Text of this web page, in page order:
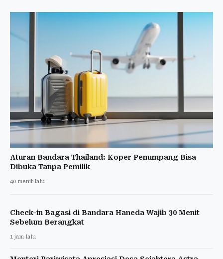
Aturan Bandara Thailand: Koper Penumpang Bisa
Dibuka Tanpa Pemilik
40 menit lalu
Check-in Bagasi di Bandara Haneda Wajib 30 Menit
Sebelum Berangkat
1 jam lalu